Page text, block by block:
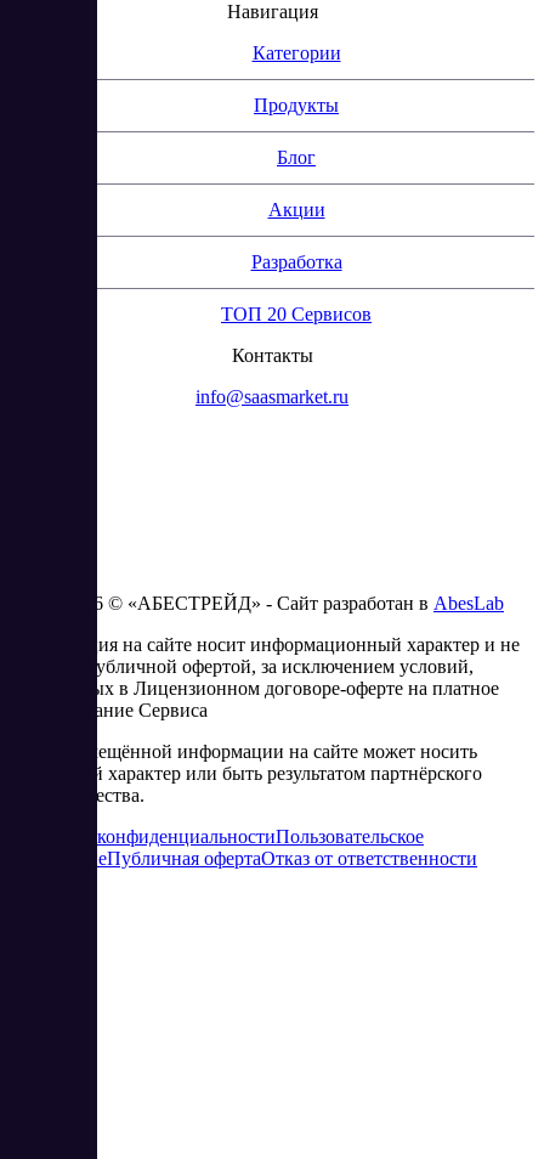
Навигация
Категории
Продукты
Блог
Акции
Разработка
ТОП 20 Сервисов
Контакты
info@saasmarket.ru
2023 - 2026 © «АБЕСТРЕЙД» - Сайт разработан в AbesLab
Информация на сайте носит информационный характер и не
является публичной офертой, за исключением условий,
изложенных в Лицензионном договоре-оферте на платное
использование Сервиса
Часть размещённой информации на сайте может носить
рекламный характер или быть результатом партнёрского
сотрудничества.
Политика конфиденциальностиПользовательское
соглашениеПубличная офертаОтказ от ответственности